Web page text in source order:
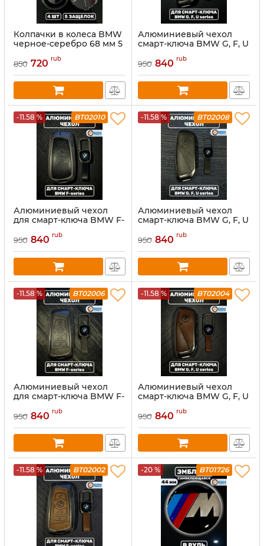
Колпачки в колеса BMW
черное-серебро 68 мм 5
850 720 rub
Алюминиевый чехол
смарт-ключа BMW G, F, U
950 840 rub
-11.58 % BT02010
Алюминиевый чехол
для смарт-ключа BMW F-
950 840 rub
-11.58 % BT02008
Алюминиевый чехол
смарт-ключа BMW G, F, U
950 840 rub
-11.58 % BT02006
Алюминиевый чехол
для смарт-ключа BMW F-
950 840 rub
-11.58 % BT02004
Алюминиевый чехол
смарт-ключа BMW G, F, U
950 840 rub
-11.58 % BT02002 -20 % BT01726